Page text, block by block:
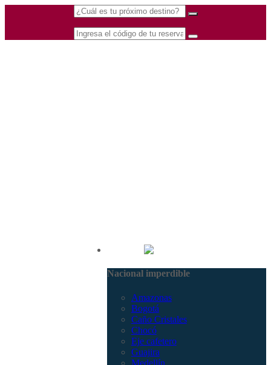
Nacional imperdible
Amazonas
Bogotá
Caño Cristales
Chocó
Eje cafetero
Guajira
Medellín